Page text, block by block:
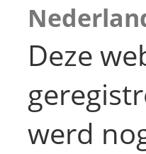
Deze
werd